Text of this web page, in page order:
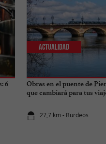
6
Obras en el puente de
que cambiará para tus
27,7 km - Burdeos
Actualidad